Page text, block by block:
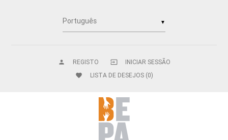
▼
REGISTO
person INICIAR SESSÃO
input
favorite
LISTA DE DESEJOS (0)